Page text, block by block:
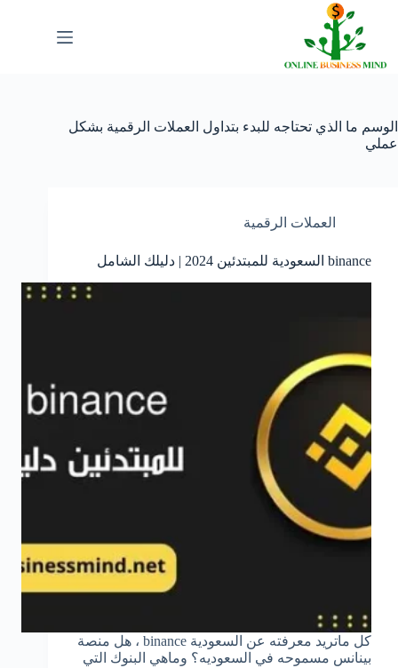
المحتوى
الوسم ما الذي تحتاجه للبدء بتداول العملات الرقمية بشكل
عملي
العملات الرقمية
binance السعودية للمبتدئين 2024 | دليلك الشامل
كل ماتريد معرفته عن السعودية binance ، هل منصة
بينانس مسموحه في السعوديه؟ وماهي البنوك التي